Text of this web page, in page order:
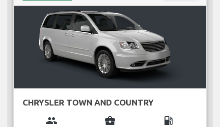
CHRYSLER TOWN AND COUNTRY
group business_center local_gas_station